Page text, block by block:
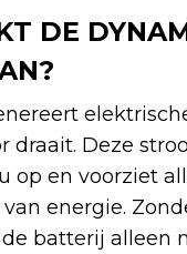
DE
draait. Deze
op en voorziet
energie.
batterij alleen